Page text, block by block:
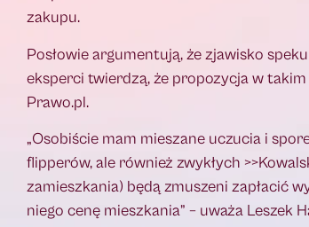
zakupu.
Posłowie argumentują, że zjawisko
eksperci twierdzą, że propozycja w
Prawo.pl.
„Osobiście mam mieszane uczucia i
flipperów, ale również zwykłych
zamieszkania) będą zmuszeni zapłacić
niego cenę mieszkania” – uważa Leszek